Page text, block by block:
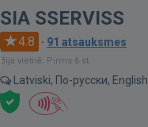
SIA SSERVISS
4.8 · 91 atsauksmes
Bija vietnē: Pirms 6 st.
Latviski, По-русски, English